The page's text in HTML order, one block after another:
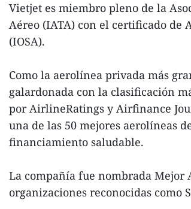
Vietjet es miembro pleno de la
Aéreo (IATA) con el certificado de
(IOSA).
Como la aerolínea privada más
galardonada con la clasificación
por AirlineRatings y Airfinance
una de las 50 mejores aerolíneas
financiamiento saludable.
La compañía fue nombrada Mejor
organizaciones reconocidas como